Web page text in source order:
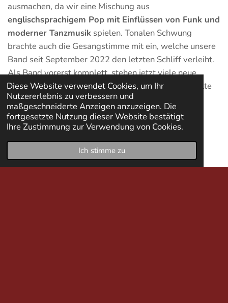
Diese Website verwendet Cookies, um Ihr
Nutzererlebnis zu verbessern und
maßgeschneiderte Anzeigen anzuzeigen. Die
fortgesetzte Nutzung dieser Website bestätigt
Ihre Zustimmung zur Verwendung von Cookies.
Ich stimme zu
ausmachen, da wir eine Mischung aus
englischsprachigem Pop mit Einflüssen von Funk und
moderner Tanzmusik spielen. Tonalen Schwung
brachte auch die Gesangstimme mit ein, welche unsere
Band seit September 2022 den letzten Schliff verleiht.
Als Band vorerst komplett, stehen jetzt viele neue
Songs auf dem Plan, hoffentlich wieder viele Auftritte
und eine brandeigen Vinyl-Platte in Aussicht!
I
n